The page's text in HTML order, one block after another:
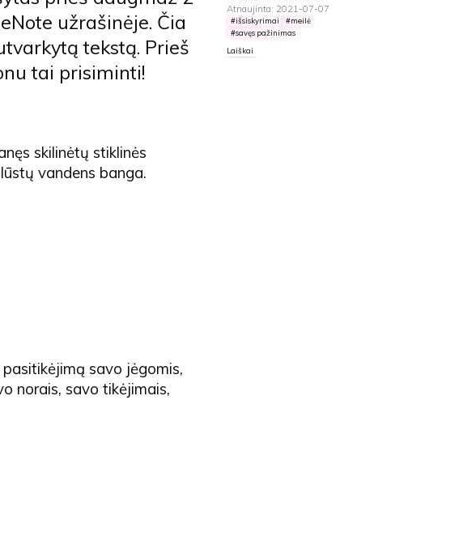
Atnaujinta: 2021-07-07
išsiskyrimai
meilė
savęs pažinimas
Laiškai
užrašinėje. Čia
tekstą. Prieš
tai prisiminti!
skilinėtų stiklinės
vandens banga.
savo jėgomis,
norais, savo tikėjimais,